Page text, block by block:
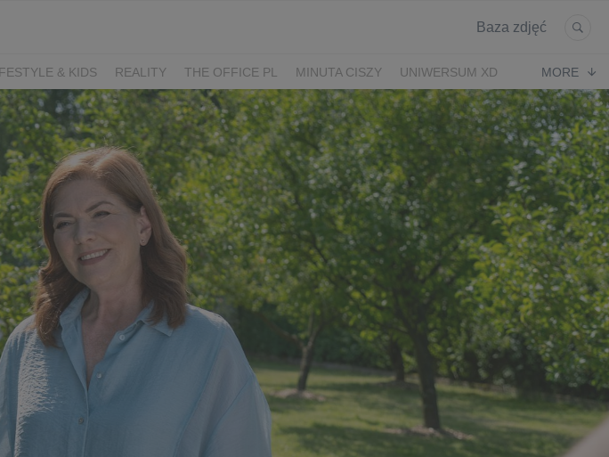
Baza zdjęć
& KIDS REALITY THE OFFICE PL MINUTA CISZY
UNIWERSUM XD
KLANGOR WILK KRUK
POWRÓT
MORE